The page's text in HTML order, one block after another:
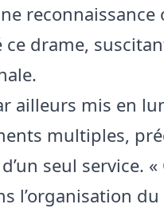
drame,
ailleurs mis en
multiples,
seul service.
l’organisation